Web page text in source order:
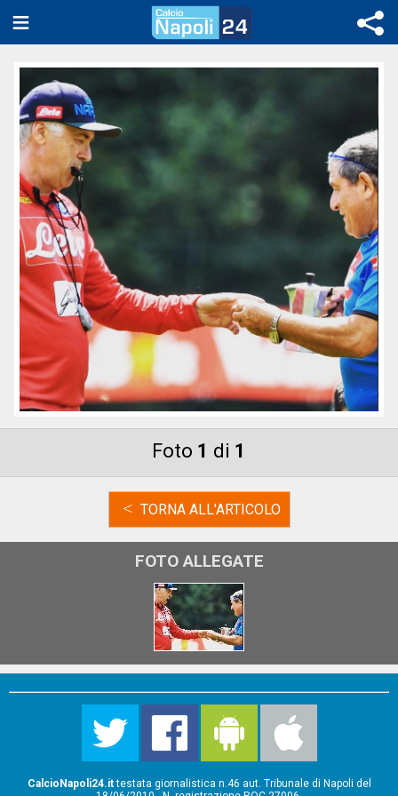
Foto 1 di 1
< TORNA ALL'ARTICOLO
FOTO ALLEGATE
CalcioNapoli24.ittestata giornalistica n.46 aut. Tribunale di Napoli del